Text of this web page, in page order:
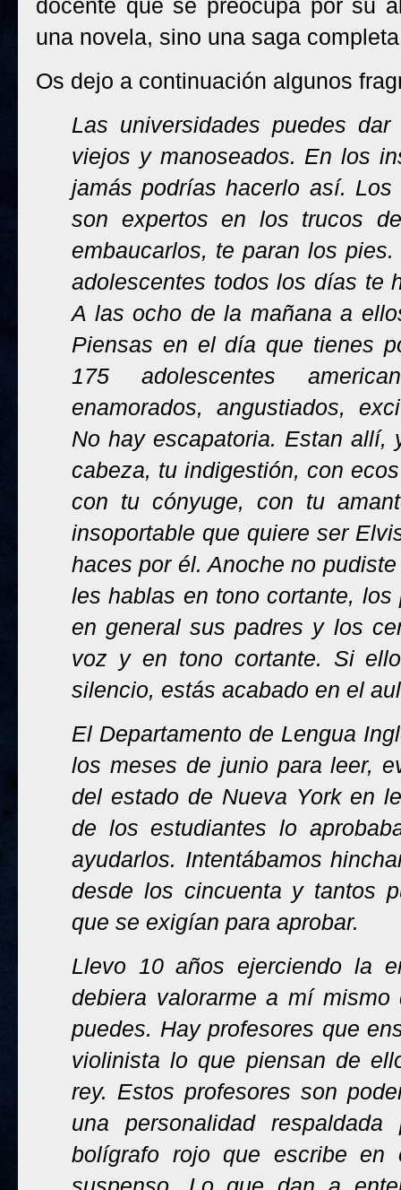
docente que se preocupa por su
una novela, sino una saga
Os dejo a continuación algunos
Las universidades puedes
viejos y manoseados. En los
jamás podrías hacerlo así. Los
son expertos en los trucos
embaucarlos, te paran los
adolescentes todos los días te
A las ocho de la mañana a
Piensas en el día que tienes
175 adolescentes
enamorados, angustiados,
No hay escapatoria. Estan
cabeza, tu indigestión, con
con tu cónyuge, con tu
insoportable que quiere ser
haces por él. Anoche no
les hablas en tono cortante,
en general sus padres y los
voz y en tono cortante. Si
silencio, estás acabado en el
El Departamento de Lengua
los meses de junio para leer,
del estado de Nueva York en
de los estudiantes lo
ayudarlos. Intentábamos
desde los cincuenta y tantos
que se exigían para aprobar.
Llevo 10 años ejerciendo la
debiera valorarme a mí
puedes. Hay profesores que
violinista lo que piensan de
rey. Estos profesores son
una personalidad
bolígrafo rojo que escribe